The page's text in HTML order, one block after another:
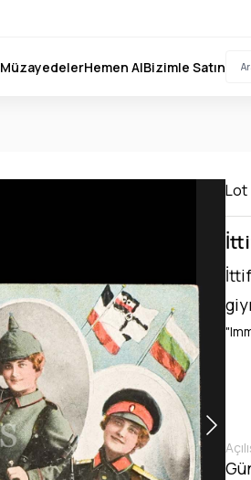
MüzayedelerHemen AlBizimle Satın
Lot